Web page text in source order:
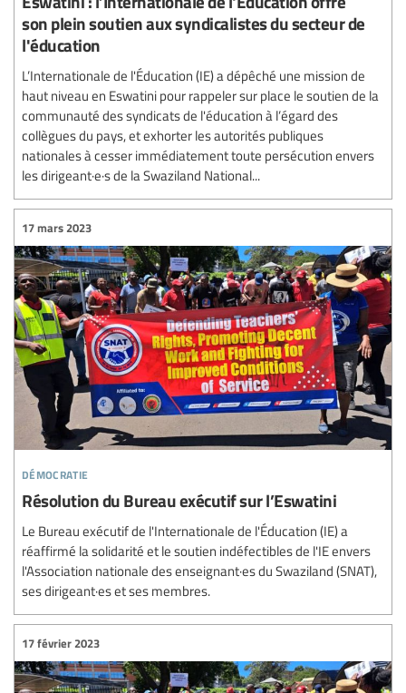
son plein soutien aux syndicalistes du secteur de
l'éducation
L’Internationale de l'Éducation (IE) a dépêché une mission de
haut niveau en Eswatini pour rappeler sur place le soutien de la
communauté des syndicats de l'éducation à l’égard des
collègues du pays, et exhorter les autorités publiques
nationales à cesser immédiatement toute persécution envers
les dirigeant·e·s de la Swaziland National...
démocratie
17 mars 2023
Résolution du Bureau exécutif sur l’Eswatini
Le Bureau exécutif de l'Internationale de l'Éducation (IE) a
réaffirmé la solidarité et le soutien indéfectibles de l'IE envers
l'Association nationale des enseignant·es du Swaziland (SNAT),
ses dirigeant·es et ses membres.
17 février 2023